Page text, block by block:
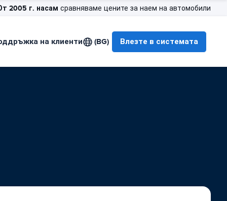
2005 г. насам сравняваме цените за наем на автомобили
на клиенти (BG) Влезте в системата